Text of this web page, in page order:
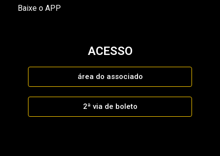
Baixe o APP
ACESSO
área do associado
2ª via de boleto